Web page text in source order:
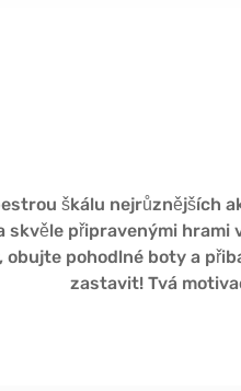
škálu nejrůznějších
skvěle připravenými hrami
pohodlné boty a
zastavit! Tvá